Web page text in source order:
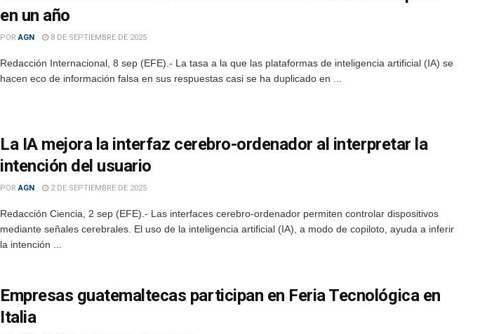
en un año
POR AGN 8 DE SEPTIEMBRE DE 2025
Redacción Internacional, 8 sep (EFE).- La tasa a la que las plataformas de inteligencia artificial (IA) se
hacen eco de información falsa en sus respuestas casi se ha duplicado en ...
La IA mejora la interfaz cerebro-ordenador al interpretar la
intención del usuario
POR AGN 2 DE SEPTIEMBRE DE 2025
Redacción Ciencia, 2 sep (EFE).- Las interfaces cerebro-ordenador permiten controlar dispositivos
mediante señales cerebrales. El uso de la inteligencia artificial (IA), a modo de copiloto, ayuda a inferir
la intención ...
Empresas guatemaltecas participan en Feria Tecnológica en
Italia